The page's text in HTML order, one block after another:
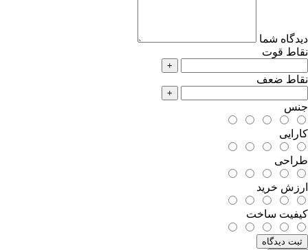
دیدگاه شما
نقاط قوت
+
نقاط ضعف
+
جنس
کارایی
طراحی
ارزش خرید
کیفیت ساخت
ثبت دیدگاه